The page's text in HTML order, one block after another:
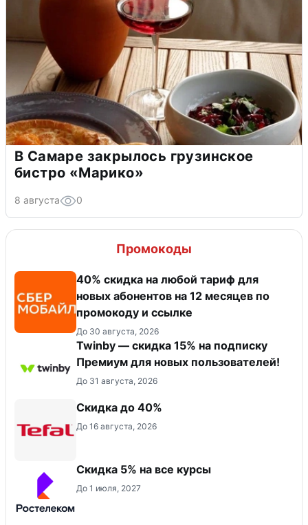
В Самаре закрылось грузинское
бистро «Марико»
8 августа 0
Промокоды
40% скидка на любой тариф для
новых абонентов на 12 месяцев по
промокоду и ссылке
До 30 августа, 2026
Twinby — скидка 15% на подписку
Премиум для новых пользователей!
До 31 августа, 2026
Скидка до 40%
До 16 августа, 2026
Скидка 5% на все курсы
До 1 июля, 2027